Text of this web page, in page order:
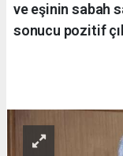
ve eşinin sabah
sonucu pozitif